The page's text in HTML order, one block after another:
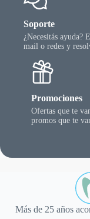
Soporte
¿Necesitás ayuda?
mail o redes y
Promociones
Ofertas que te
promos que te
Más de 25 años